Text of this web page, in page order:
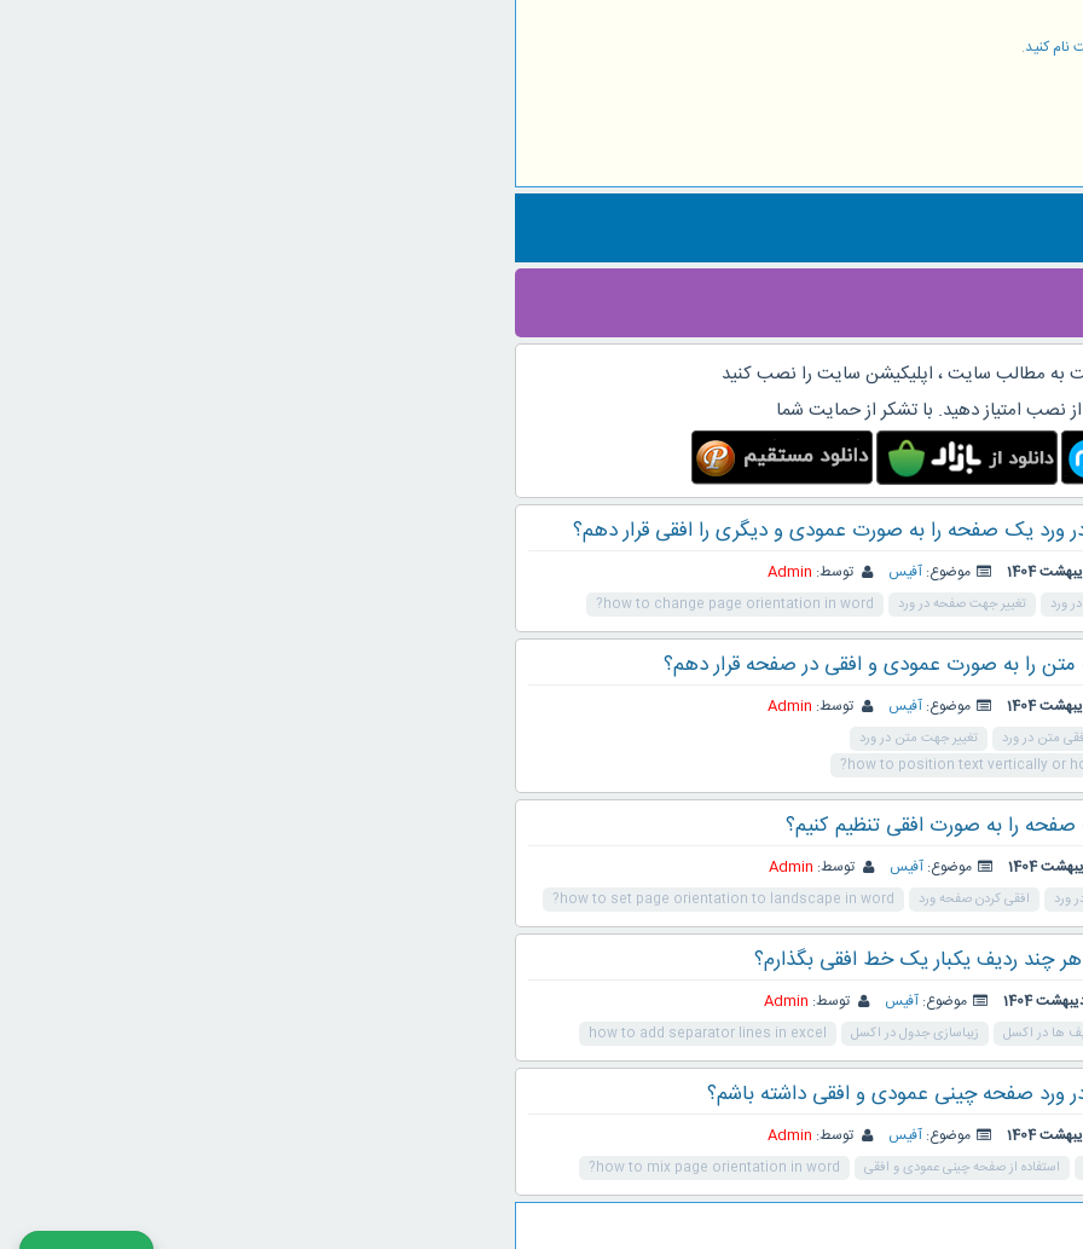
نام کنید.
به مطالب سایت ، اپلیکیشن سایت را نصب کنید
نصب امتیاز دهید. با تشکر از حمایت شما
ورد یک صفحه را به صورت عمودی و دیگری را افقی قرار دهم؟
موضوع: آفیس توسط: Admin
ورد تغییر جهت صفحه در ورد how to change page orientation in word?
را به صورت عمودی و افقی در صفحه قرار دهم؟
موضوع: آفیس توسط: Admin
متن در ورد
تغییر جهت متن در ورد
how to position text vertically or
را به صورت افقی تنظیم کنیم؟
موضوع: آفیس توسط: Admin
ورد افقی کردن صفحه ورد how to set page orientation to landscape in word?
چند ردیف یکبار یک خط افقی بگذارم؟
موضوع: آفیس توسط: Admin
ها در اکسل زیباسازی جدول در اکسل how to add separator lines in excel
ورد صفحه چینی عمودی و افقی داشته باشم؟
موضوع: آفیس توسط: Admin
استفاده از صفحه چینی عمودی و افقی how to mix page orientation in word?